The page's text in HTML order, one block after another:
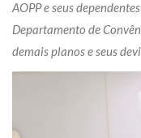
AOPP e seus
Departamento de
demais planos e seus